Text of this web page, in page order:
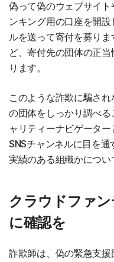
偽って偽のウェブサイ
ンキング用の口座を開
ルを送って寄付を募り
ど、寄付先の団体の正
ります。
このような詐欺に騙さ
の団体をしっかり調べ
ャリティーナビゲータ
SNSチャンネルに目を
実績のある組織かについ
クラウドファ
に確認を
詐欺師は、偽の緊急支